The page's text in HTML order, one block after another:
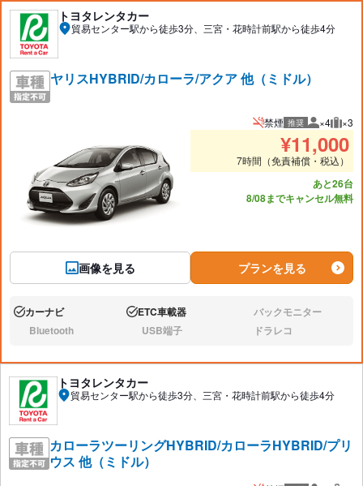
トヨタレンタカー
貿易センター駅から徒歩3分、三宮・花時計前駅から徒歩4分
ヤリスHYBRID/カローラ/アクア 他（ミドル）
画像を見る
禁煙 推奨 推奨人数
×4 推奨
×3
¥11,000
7時間（免責補償・税込）
あと26台
8/08までキャンセル無料
プランを見る
あり:カーナビ あり:ETC車載器 なし:バックモニター
なし:Bluetooth なし:USB端子 なし:ドラレコ
トヨタレンタカー
貿易センター駅から徒歩3分、三宮・花時計前駅から徒歩4分
カローラツーリングHYBRID/カローラHYBRID/プリ
ウス 他（ミドル）